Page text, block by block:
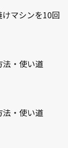
マシンを10回
法・使い道
法・使い道